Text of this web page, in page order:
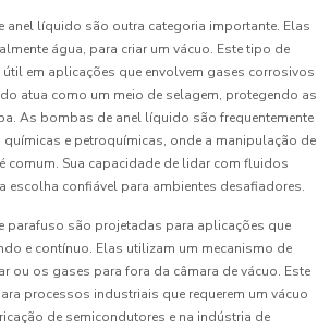
anel líquido são outra categoria importante. Elas
água, para criar um vácuo. Este tipo de
em aplicações que envolvem gases corrosivos
atua como um meio de selagem, protegendo as
As bombas de anel líquido são frequentemente
e petroquímicas, onde a manipulação de
comum. Sua capacidade de lidar com fluidos
escolha confiável para ambientes desafiadores.
parafuso são projetadas para aplicações que
e contínuo. Elas utilizam um mecanismo de
ou os gases para fora da câmara de vácuo. Este
processos industriais que requerem um vácuo
de semicondutores e na indústria de